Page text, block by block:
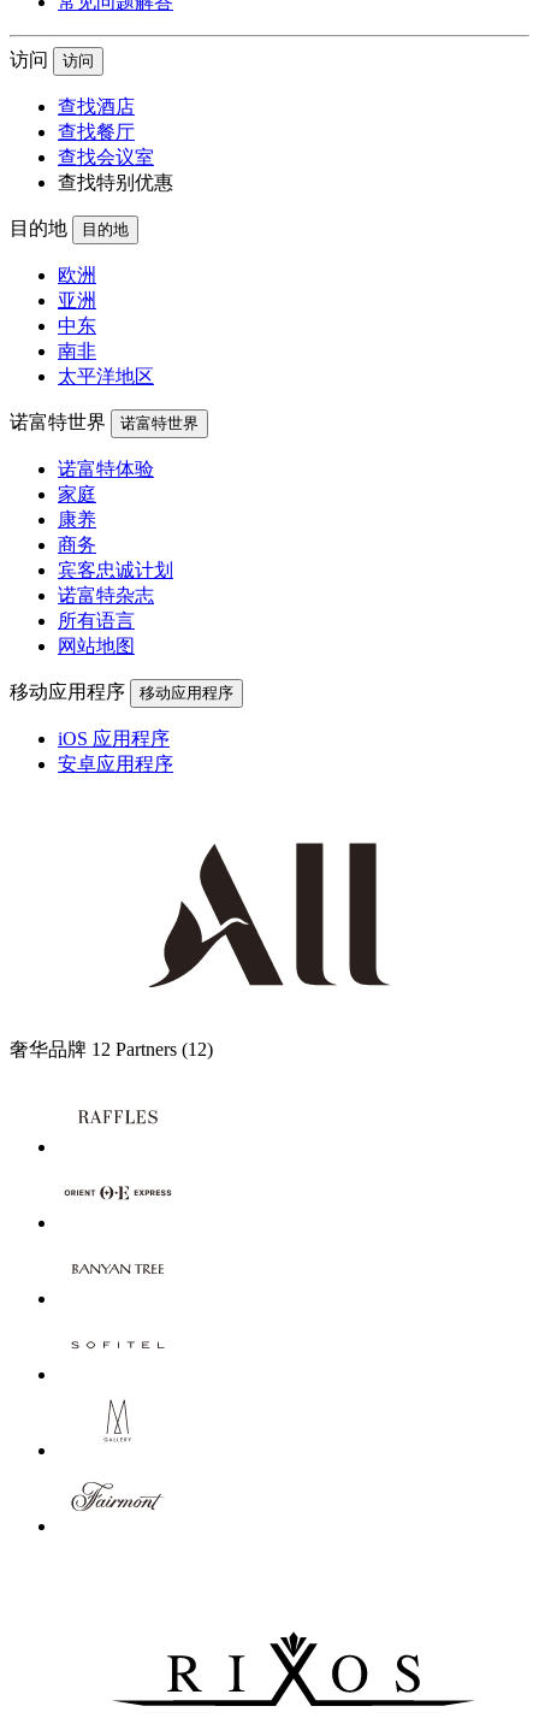
访问 访问
查找酒店
查找餐厅
查找会议室
查找特别优惠
目的地 目的地
欧洲
亚洲
中东
南非
太平洋地区
诺富特世界 诺富特世界
诺富特体验
家庭
康养
商务
宾客忠诚计划
诺富特杂志
所有语言
网站地图
移动应用程序 移动应用程序
iOS 应用程序
安卓应用程序
奢华品牌 12 Partners (12)